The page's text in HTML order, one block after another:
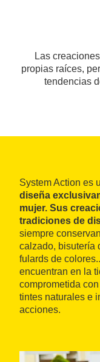
Las
propias raíces,
tendencias
System Action es
diseña
mujer. Sus
tradiciones de
siempre
calzado, bisutería
fulards de
encuentran en la
comprometida
tintes naturales e
acciones.